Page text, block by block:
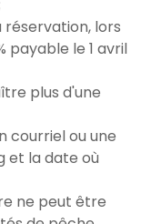
réservation, lors
payable le 1 avril
plus d'une
courriel ou une
et la date où
ne peut être